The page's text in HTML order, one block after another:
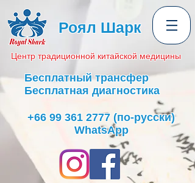
Роял Шарк
Центр традиционной китайской медицины
Бесплатный трансфер
Бесплатная диагностика
+66 99 361 2777 (по-русски)
WhatsApp